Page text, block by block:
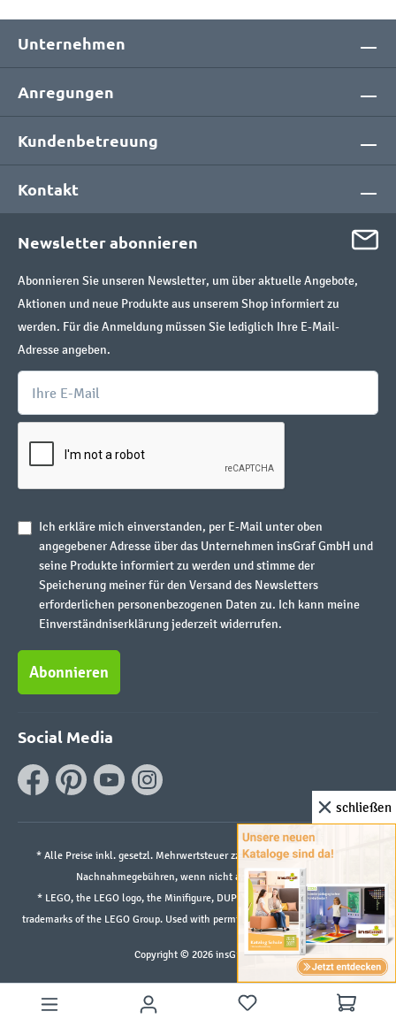
Unternehmen
Anregungen
Kundenbetreuung
Kontakt
Newsletter abonnieren
Abonnieren Sie unseren Newsletter, um über aktuelle Angebote,
Aktionen und neue Produkte aus unserem Shop informiert zu
werden. Für die Anmeldung müssen Sie lediglich Ihre E-Mail-
Adresse angeben.
Ich erkläre mich einverstanden, per E-Mail unter oben
angegebener Adresse über das Unternehmen insGraf GmbH und
seine Produkte informiert zu werden und stimme der
Speicherung meiner für den Versand des Newsletters
erforderlichen personenbezogenen Daten zu. Ich kann meine
Einverständniserklärung jederzeit widerrufen.
Abonnieren
Social Media
* Alle Preise inkl. gesetzl. Mehrwertsteuer zzgl.Versandkostenund ggf.
Nachnahmegebühren, wenn nicht anders angegeben.
* LEGO, the LEGO logo, the Minifigure, DUPLO, and the SPIKE logo are
trademarks of the LEGO Group. Used with permission. ©2026 The LEGO Group
Copyright © 2026 insGraf.de
schließen